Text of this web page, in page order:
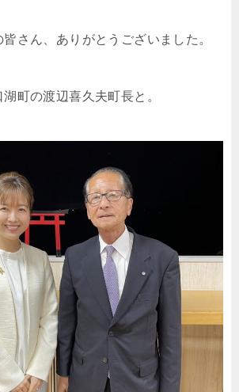
さん、ありがとうございました。
町の渡辺喜久夫町長と。